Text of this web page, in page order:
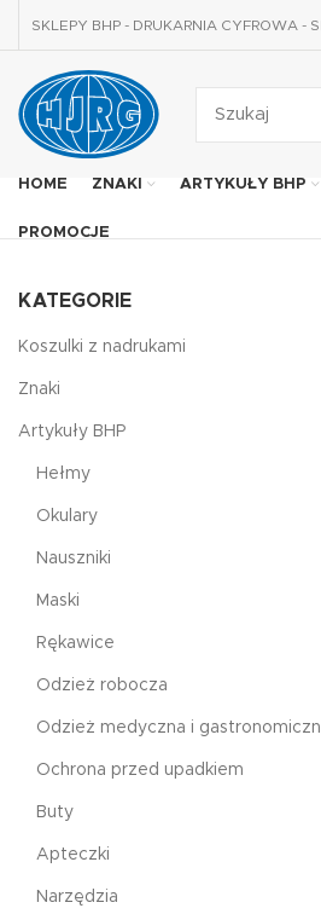
SKLEPY BHP - DRUKARNIA CYFROWA -
HOME ZNAKI ARTYKUŁY BHP
PROMOCJE
KATEGORIE
Koszulki z nadrukami
Znaki
Artykuły BHP
Hełmy
Okulary
Nauszniki
Maski
Rękawice
Odzież robocza
Odzież medyczna i
Ochrona przed upadkiem
Buty
Apteczki
Narzędzia